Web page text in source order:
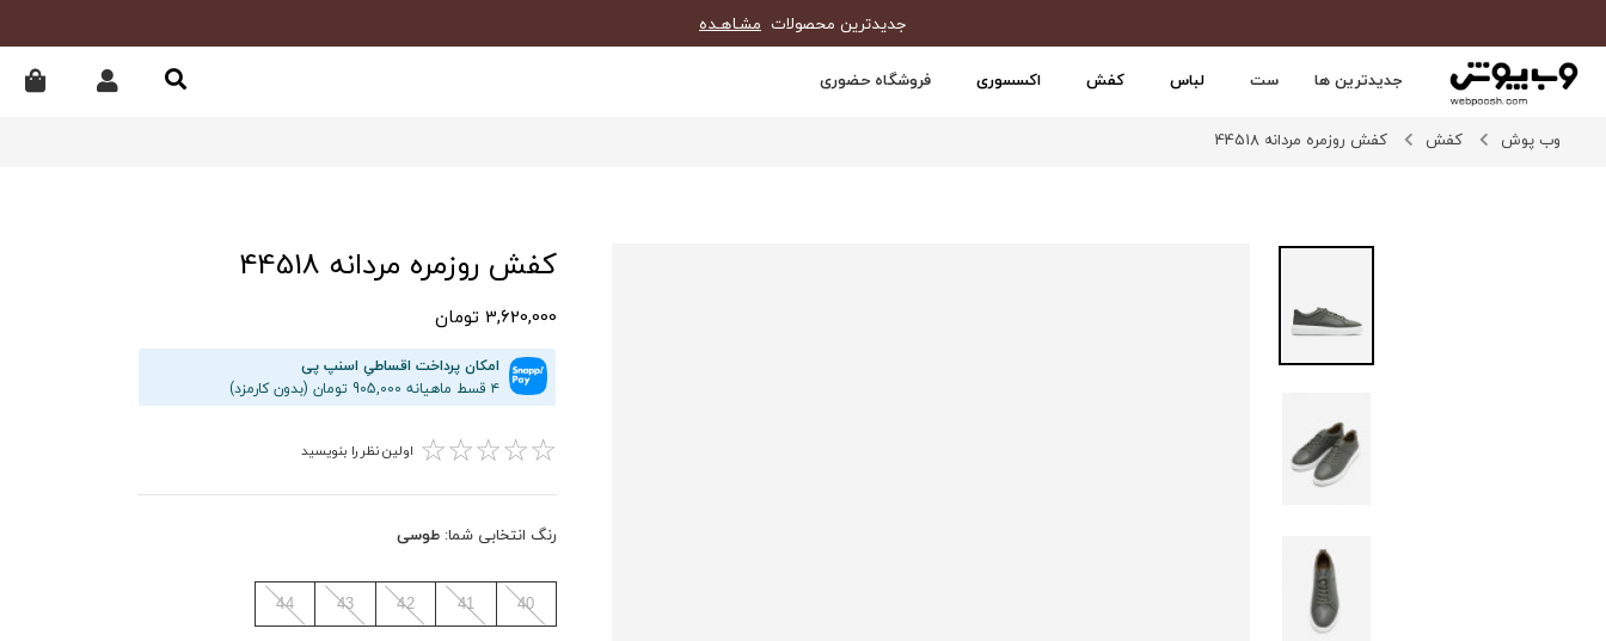
جدیدترین محصولات مشـاهـده
جدیدترین ها ست لباس کفش اکسسوری فروشگاه حضوری
وب پوش کفش کفش روزمره مردانه 44518
کفش روزمره مردانه 44518
3,620,000 تومان
امکان پرداخت اقساطیِ اسنپ پی
۴ قسط ماهیانه 905,000 تومان (بدون کارمزد)
☆
☆
☆
☆
☆ اولین نظر را بنویسید
رنگ انتخابی شما: طوسی
40
41
42
43
44